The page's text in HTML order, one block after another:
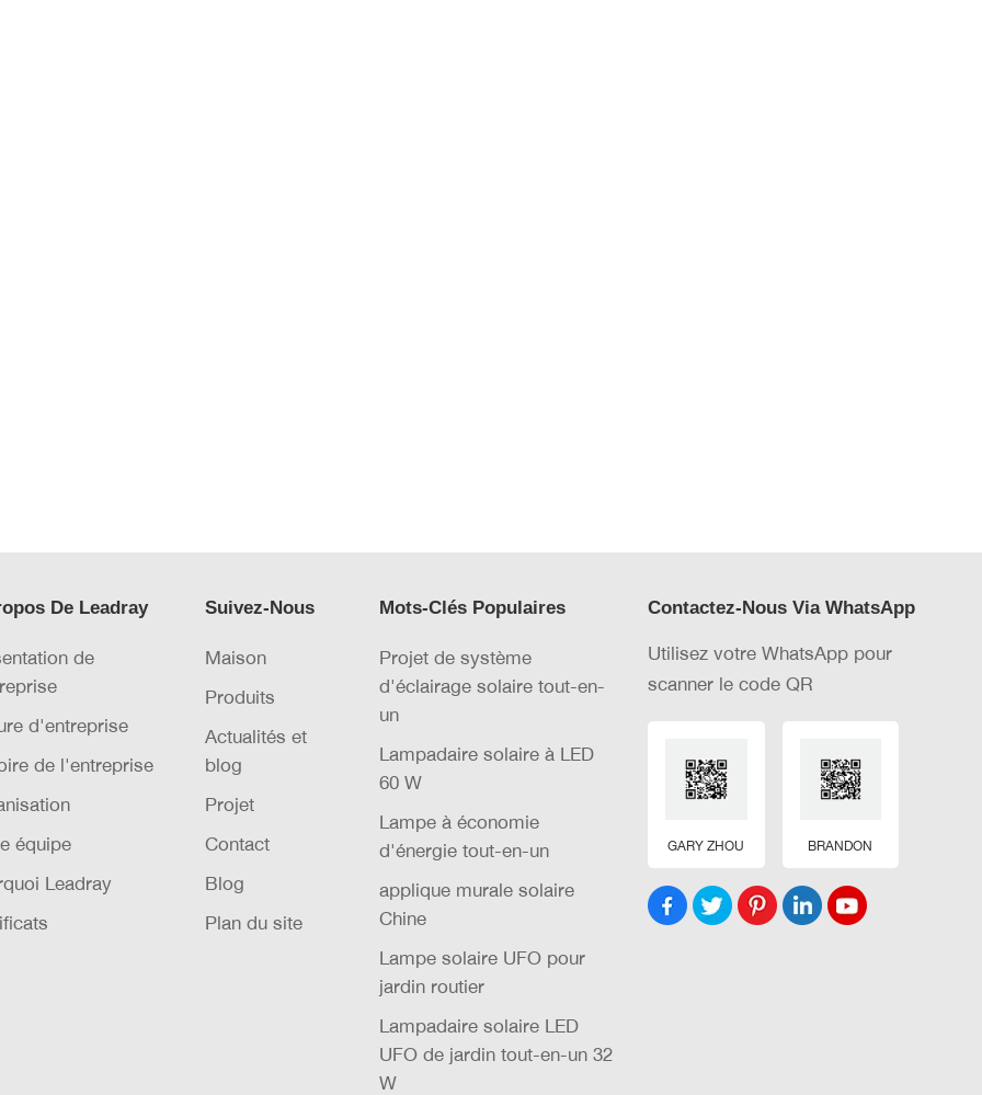
De Leadray
de
d'entreprise
de l'entreprise
équipe
Leadray
Suivez-Nous
Maison
Produits
Actualités et
blog
Projet
Contact
Blog
Plan du site
Mots-Clés Populaires
Projet de système
d'éclairage solaire tout-en-
un
Lampadaire solaire à LED
60 W
Lampe à économie
d'énergie tout-en-un
applique murale solaire
Chine
Lampe solaire UFO pour
jardin routier
Lampadaire solaire LED
UFO de jardin tout-en-un 32
W
Contactez-Nous Via WhatsApp
Utilisez votre WhatsApp pour
scanner le code QR
GARY ZHOU BRANDON